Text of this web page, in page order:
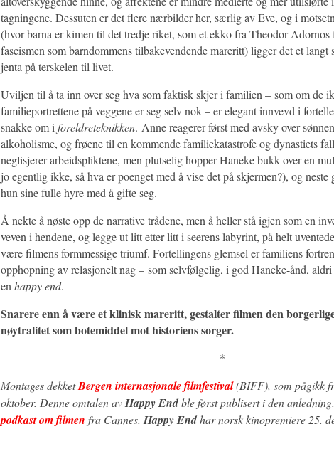
tagningene. Dessuten er det flere nærbilder her, særlig av Eve, og i
(hvor barna er kimen til det tredje riket, som et ekko fra Theodor
fascismen som barndommens tilbakevendende mareritt) ligger det et langt
jenta på terskelen til livet.
Uviljen til å ta inn over seg hva som faktisk skjer i familien – som om de
familieportrettene på veggene er seg selv nok – er elegant innvevd i
snakke om i foreldreteknikken. Anne reagerer først med avsky over
alkoholisme, og frøene til en kommende familiekatastrofe og dynastiets
neglisjerer arbeidspliktene, men plutselig hopper Haneke bukk over en
jo egentlig ikke, så hva er poenget med å vise det på skjermen?), og
hun sine fulle hyre med å gifte seg.
Å nekte å nøste opp de narrative trådene, men å heller stå igjen som en
veven i hendene, og legge ut litt etter litt i seerens labyrint, på helt
være filmens formmessige triumf. Fortellingens glemsel er familiens
opphopning av relasjonelt nag – som selvfølgelig, i god Haneke-ånd,
en happy end.
Snarere enn å være et klinisk mareritt, gestalter filmen den
nøytralitet som botemiddel mot historiens sorger.
*
Montages dekketBergen internasjonale filmfestival(BIFF), som pågikk
oktober. Denne omtalen avHappy Endble først publisert i den anledning
podkast om filmen fra Cannes. Happy Endhar norsk kinopremiere 25.